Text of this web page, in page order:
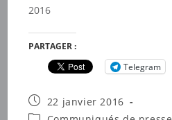
2016
PARTAGER :
Telegram
Publication
publiée :
22 janvier 2016